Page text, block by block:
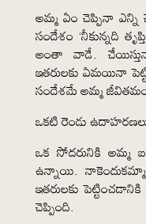
అమ్మ ఏం చెప్పినా
సందేశం ‘నీకున్నది
అంతా వాడే.
ఇతరులకు ఏమయినా
సందేశమే అమ్మ
ఒకటి రెండు
ఒక సోదరునికి అమ్మ
ఉన్నాయి.
ఇతరులకు
చెప్పింది.